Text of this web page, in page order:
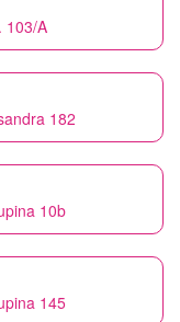
103/A
182
10b
145